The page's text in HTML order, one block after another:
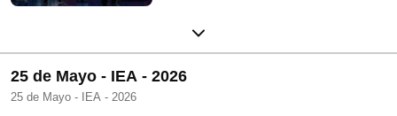
25 de Mayo - IEA - 2026
25 de Mayo - IEA - 2026